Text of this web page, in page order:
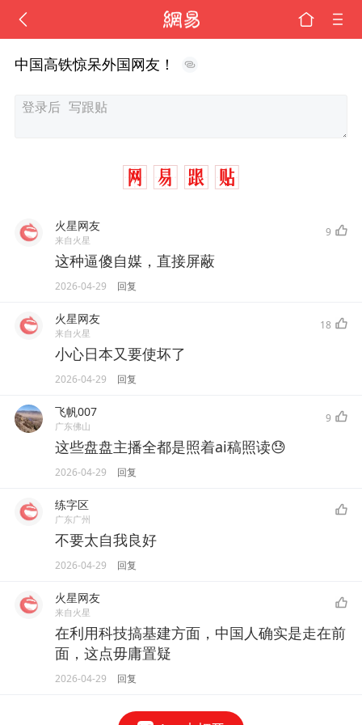
中国高铁惊呆外国网友！
火星网友
来自火星
9
这种逼傻自媒，直接屏蔽
2026-04-29 回复
火星网友
来自火星
18
小心日本又要使坏了
2026-04-29 回复
飞帆007
广东佛山
9
这些盘盘主播全都是照着ai稿照读😓
2026-04-29 回复
练字区
广东广州
不要太自我良好
2026-04-29 回复
火星网友
来自火星
在利用科技搞基建方面，中国人确实是走在前
面，这点毋庸置疑
2026-04-29 回复